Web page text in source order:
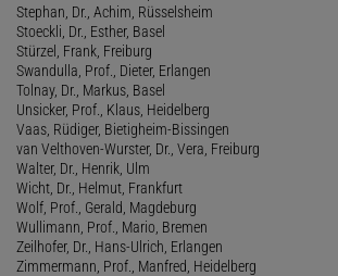
Stephan, Dr., Achim, Rüsselsheim
Stoeckli, Dr., Esther, Basel
Stürzel, Frank, Freiburg
Swandulla, Prof., Dieter, Erlangen
Tolnay, Dr., Markus, Basel
Unsicker, Prof., Klaus, Heidelberg
Vaas, Rüdiger, Bietigheim-Bissingen
van Velthoven-Wurster, Dr., Vera, Freiburg
Walter, Dr., Henrik, Ulm
Wicht, Dr., Helmut, Frankfurt
Wolf, Prof., Gerald, Magdeburg
Wullimann, Prof., Mario, Bremen
Zeilhofer, Dr., Hans-Ulrich, Erlangen
Zimmermann, Prof., Manfred, Heidelberg